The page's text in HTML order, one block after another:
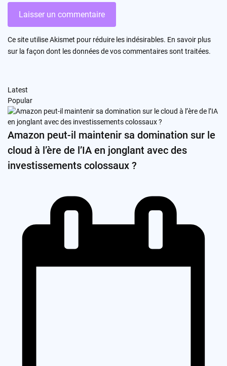
Ce site utilise Akismet pour réduire les indésirables. En savoir plus
sur la façon dont les données de vos commentaires sont traitées.
Latest
Popular
Amazon peut-il maintenir sa domination sur le
cloud à l’ère de l’IA en jonglant avec des
investissements colossaux ?